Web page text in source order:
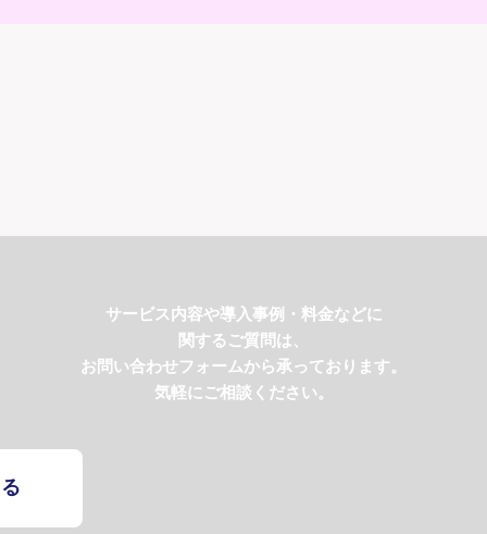
サービス内容や導入事例・料金などに
関するご質問は、
お問い合わせフォームから承っております。
気軽にご相談ください。